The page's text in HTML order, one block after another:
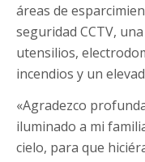
áreas de
seguridad CCTV,
utensilios,
incendios y un
«Agradezco
iluminado a mi
cielo, para que